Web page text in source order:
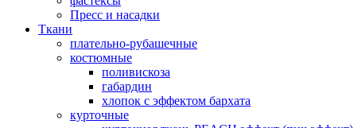
Пресс и насадки
Ткани
плательно-рубашечные
костюмные
поливискоза
габардин
хлопок с эффектом бархата
курточные